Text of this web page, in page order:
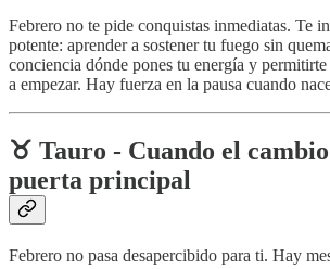
Febrero no te pide conquistas inmediatas. Te
potente: aprender a sostener tu fuego sin
conciencia dónde pones tu energía y
a empezar. Hay fuerza en la pausa cuando
♉️ Tauro - Cuando el
puerta principal
Febrero no pasa desapercibido para ti. Hay